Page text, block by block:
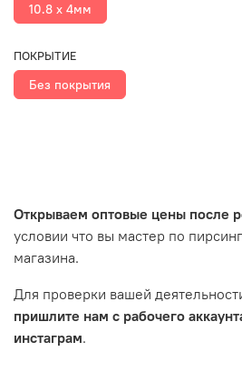
10.8 х 4мм
ПОКРЫТИЕ
Без покрытия
Открываем оптовые цены после
условии что вы мастер по
магазина.
Для проверки вашей
пришлите нам с рабочего
инстаграм.